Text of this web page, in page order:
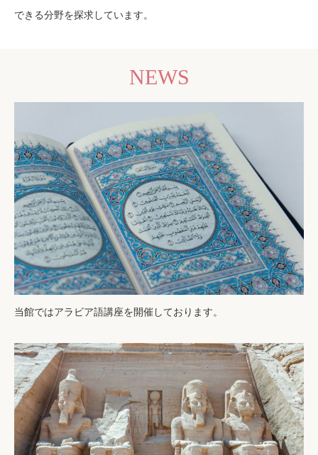
できる分野を探求しています。
NEWS
当館ではアラビア語講座を開催しております。